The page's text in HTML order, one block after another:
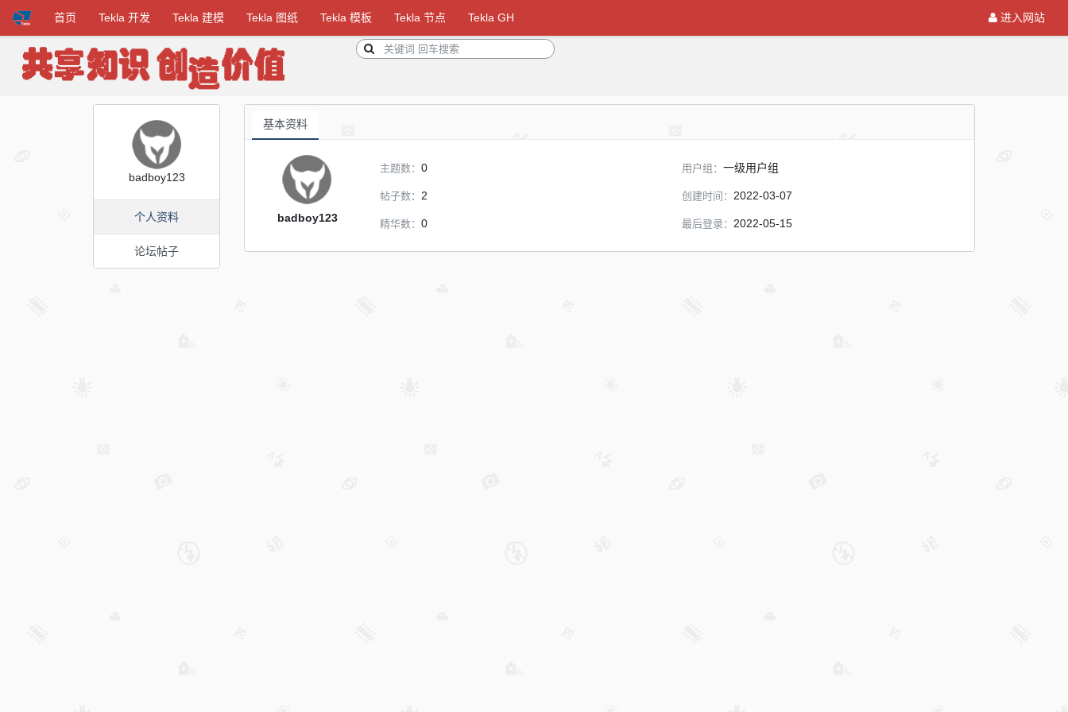
首页 Tekla 开发 Tekla 建模 Tekla 图纸 Tekla 模板 Tekla 节点 Tekla GH 进入网站
badboy123
个人资料
论坛帖子
基本资料
badboy123
主题数： 0
帖子数： 2
精华数： 0
用户组：一级用户组
创建时间： 2022-03-07
最后登录： 2022-05-15